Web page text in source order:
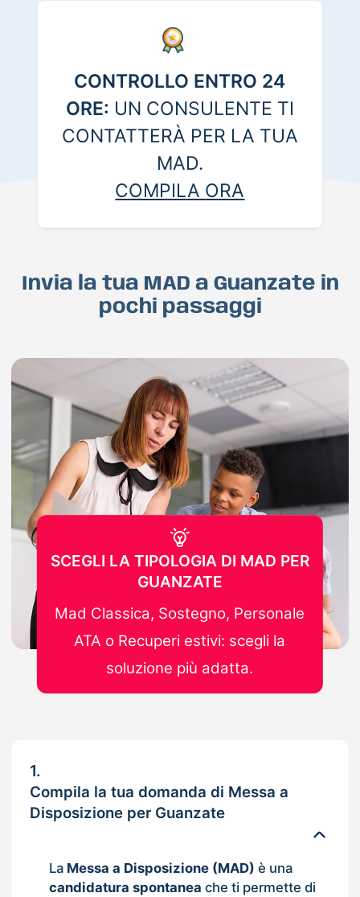
CONTROLLO ENTRO 24
ORE: UN CONSULENTE TI
CONTATTERÀ PER LA TUA
MAD.
COMPILA ORA
Invia la tua MAD a Guanzate in
pochi passaggi
1.
Compila la tua domanda di Messa a
Disposizione per Guanzate
La Messa a Disposizione (MAD) è una
candidatura spontanea che ti permette di
SCEGLI LA TIPOLOGIA DI MAD PER
GUANZATE
Mad Classica, Sostegno, Personale
ATA o Recuperi estivi: scegli la
soluzione più adatta.